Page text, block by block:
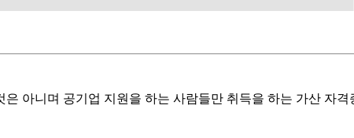
아니며 공기업 지원을 하는 사람들만 취득을 하는 가산 자